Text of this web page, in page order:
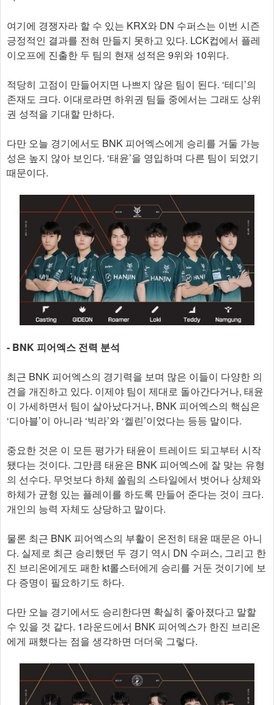
여기에 경쟁자라 할 수 있는 KRX와 DN 수퍼스는 이번 시즌
긍정적인 결과를 전혀 만들지 못하고 있다. LCK컵에서 플레
이오프에 진출한 두 팀의 현재 성적은 9위와 10위다.
적당히 고점이 만들어지면 나쁘지 않은 팀이 된다. ‘테디’의
존재도 크다. 이대로라면 하위권 팀들 중에서는 그래도 상위
권 성적을 기대할 만하다.
다만 오늘 경기에서도 BNK 피어엑스에게 승리를 거둘 가능
성은 높지 않아 보인다. ‘태윤’을 영입하며 다른 팀이 되었기
때문이다.
- BNK 피어엑스 전력 분석
최근 BNK 피어엑스의 경기력을 보며 많은 이들이 다양한 의
견을 개진하고 있다. 이제야 팀이 제대로 돌아간다거나, 태윤
이 가세하면서 팀이 살아났다거나, BNK 피어엑스의 핵심은
‘디아블’이 아니라 ‘빅라’와 ‘켈린’이었다는 등등 말이다.
중요한 것은 이 모든 평가가 태윤이 트레이드 되고부터 시작
됐다는 것이다. 그만큼 태윤은 BNK 피어엑스에 잘 맞는 유형
의 선수다. 무엇보다 하체 쏠림의 스타일에서 벗어나 상체와
하체가 균형 있는 플레이를 하도록 만들어 준다는 것이 크다.
개인의 능력 자체도 상당하고 말이다.
물론 최근 BNK 피어엑스의 부활이 온전히 태윤 때문은 아니
다. 실제로 최근 승리했던 두 경기 역시 DN 수퍼스, 그리고 한
진 브리온에게도 패한 kt롤스터에게 승리를 거둔 것이기에 보
다 증명이 필요하기도 하다.
다만 오늘 경기에서도 승리한다면 확실히 좋아졌다고 말할
수 있을 것 같다. 1라운드에서 BNK 피어엑스가 한진 브리온
에게 패했다는 점을 생각하면 더더욱 그렇다.